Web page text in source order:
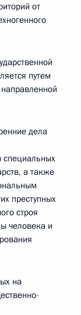
от
путем
дела
специальных
а также
преступных
строя
человека и
на